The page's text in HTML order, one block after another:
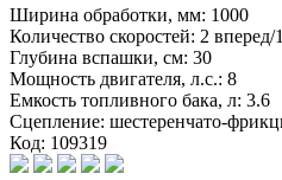
Ширина обработки, мм: 1000
Количество скоростей: 2 вперед/
Глубина вспашки, см: 30
Мощность двигателя, л.с.: 8
Емкость топливного бака, л: 3.6
Сцепление: шестеренчато-
Код: 109319